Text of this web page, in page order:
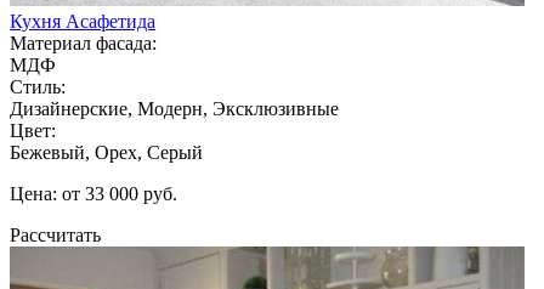
Кухня Асафетида
Материал фасада:
МДФ
Стиль:
Дизайнерские, Модерн, Эксклюзивные
Цвет:
Бежевый, Орех, Серый
Цена: от 33 000 руб.
Рассчитать